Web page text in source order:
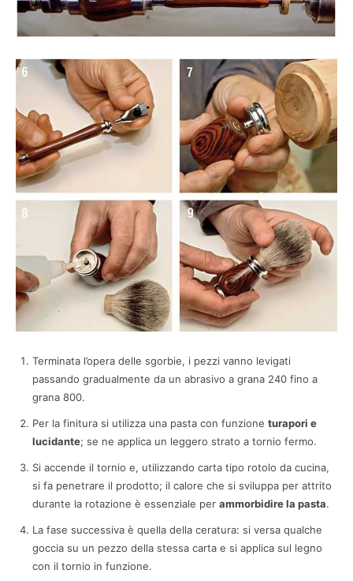
Terminata l’opera delle sgorbie, i pezzi vanno levigati
passando gradualmente da un abrasivo a grana 240 fino a
grana 800.
Per la finitura si utilizza una pasta con funzione turapori e
lucidante; se ne applica un leggero strato a tornio fermo.
Si accende il tornio e, utilizzando carta tipo rotolo da cucina,
si fa penetrare il prodotto; il calore che si sviluppa per attrito
durante la rotazione è essenziale per ammorbidire la pasta.
La fase successiva è quella della ceratura: si versa qualche
goccia su un pezzo della stessa carta e si applica sul legno
con il tornio in funzione.